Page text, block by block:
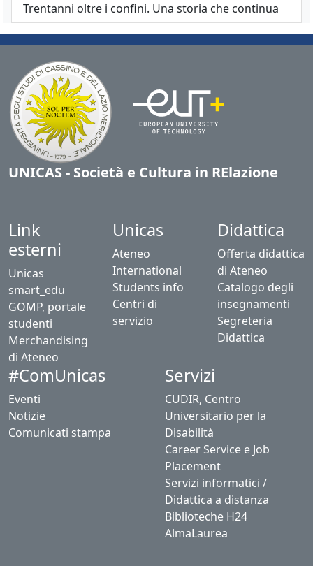
Trentanni oltre i confini. Una storia che continua
UNICAS - Società e Cultura in RElazione
Link
esterni
Unicas
smart_edu
GOMP, portale
studenti
Merchandising
di Ateneo
Unicas
Ateneo
International
Students info
Centri di
servizio
Didattica
Offerta didattica
di Ateneo
Catalogo degli
insegnamenti
Segreteria
Didattica
#ComUnicas
Eventi
Notizie
Comunicati stampa
Servizi
CUDIR, Centro
Universitario per la
Disabilità
Career Service e Job
Placement
Servizi informatici /
Didattica a distanza
Biblioteche H24
AlmaLaurea